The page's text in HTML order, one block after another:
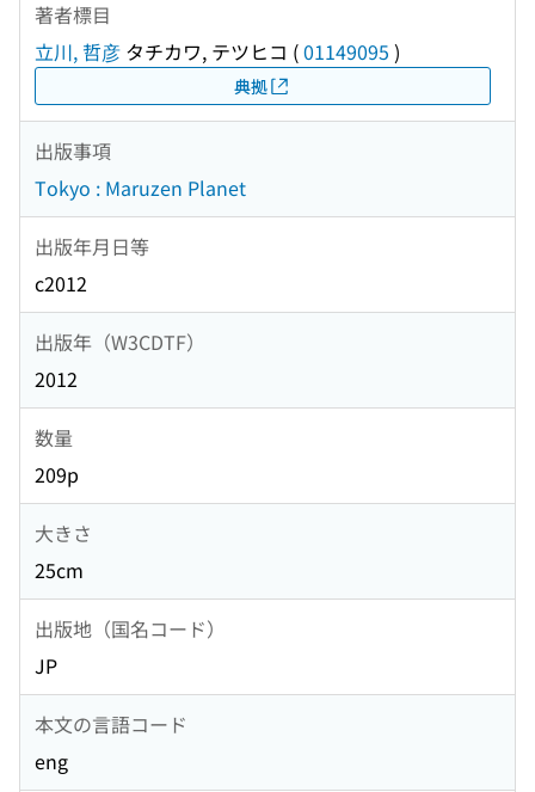
著者標目
立川, 哲彦 タチカワ, テツヒコ (01149095 )
典拠
出版事項
Tokyo : Maruzen Planet
出版年月日等
c2012
出版年（W3CDTF）
2012
数量
209p
大きさ
25cm
出版地（国名コード）
JP
本文の言語コード
eng